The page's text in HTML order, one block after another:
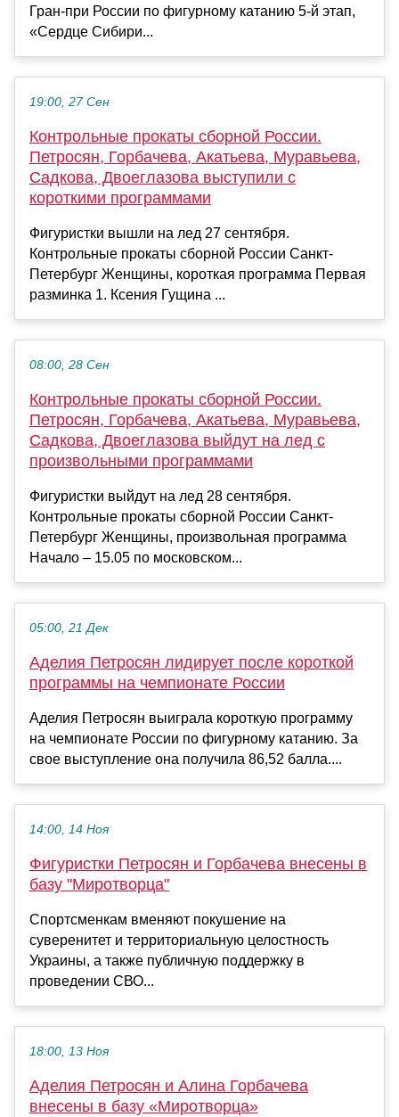
Гран-при России по фигурному катанию 5-й этап,
«Сердце Сибири...
19:00, 27 Сен
Контрольные прокаты сборной России.
Петросян, Горбачева, Акатьева, Муравьева,
Садкова, Двоеглазова выступили с
короткими программами
Фигуристки вышли на лед 27 сентября.
Контрольные прокаты сборной России Санкт-
Петербург Женщины, короткая программа Первая
разминка 1. Ксения Гущина ...
08:00, 28 Сен
Контрольные прокаты сборной России.
Петросян, Горбачева, Акатьева, Муравьева,
Садкова, Двоеглазова выйдут на лед с
произвольными программами
Фигуристки выйдут на лед 28 сентября.
Контрольные прокаты сборной России Санкт-
Петербург Женщины, произвольная программа
Начало – 15.05 по московском...
05:00, 21 Дек
Аделия Петросян лидирует после короткой
программы на чемпионате России
Аделия Петросян выиграла короткую программу
на чемпионате России по фигурному катанию. За
свое выступление она получила 86,52 балла....
14:00, 14 Ноя
Фигуристки Петросян и Горбачева внесены в
базу "Миротворца"
Спортсменкам вменяют покушение на
суверенитет и территориальную целостность
Украины, а также публичную поддержку в
проведении СВО...
18:00, 13 Ноя
Аделия Петросян и Алина Горбачева
внесены в базу «Миротворца»